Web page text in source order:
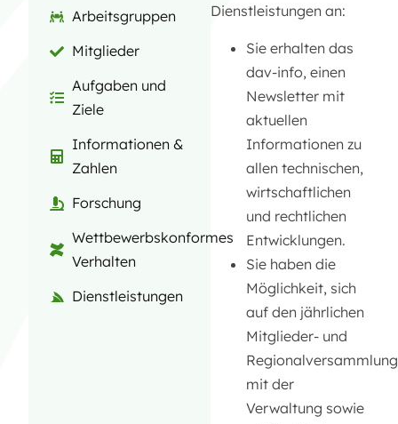
Dienstleistungen an:
Sie erhalten das
dav-info, einen
Newsletter mit
aktuellen
Informationen zu
allen technischen,
wirtschaftlichen
und rechtlichen
Entwicklungen.
Sie haben die
Möglichkeit, sich
auf den jährlichen
Mitglieder- und
mit der
Verwaltung sowie
Arbeitsgruppen
Mitglieder
Aufgaben und
Ziele
Informationen &
Zahlen
Forschung
Wettbewerbskonformes
Verhalten
Dienstleistungen